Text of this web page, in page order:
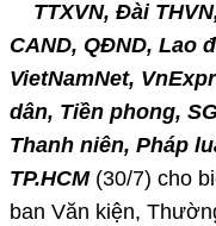
TTXVN, Đài
CAND, QĐND, Lao
VietNamNet,
dân, Tiền phong,
Thanh niên, Pháp
TP.HCM(30/7) cho
ban Văn kiện,